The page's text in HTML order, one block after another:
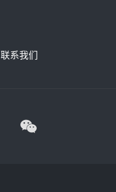
联系我们